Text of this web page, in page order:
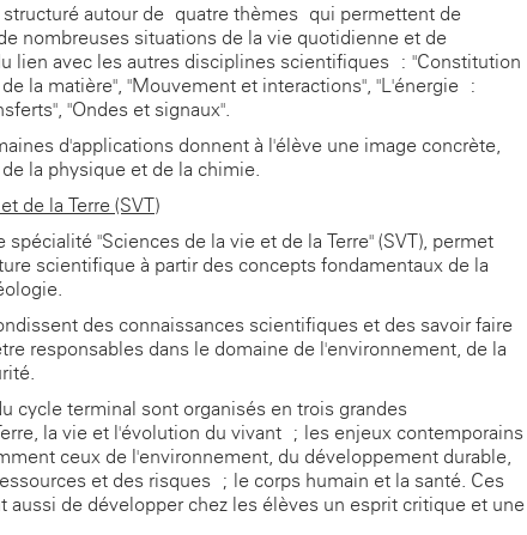
structuré autour de quatre thèmes qui permettent de
nombreuses situations de la vie quotidienne et de
lien avec les autres disciplines scientifiques : "Constitution
la matière", "Mouvement et interactions", "L'énergie :
"Ondes et signaux".
d'applications donnent à l'élève une image concrète,
la physique et de la chimie.
de la Terre (SVT)
"Sciences de la vie et de la Terre" (SVT), permet
scientifique à partir des concepts fondamentaux de la
des connaissances scientifiques et des savoir-faire
responsables dans le domaine de l'environnement, de la
cycle terminal sont organisés en trois grandes
la vie et l'évolution du vivant ; les enjeux contemporains
ceux de l'environnement, du développement durable,
et des risques ; le corps humain et la santé. Ces
aussi de développer chez les élèves un esprit critique et une